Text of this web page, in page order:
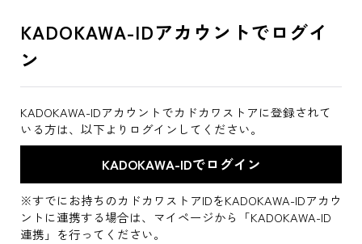
KADOKAWA-IDアカウントでログイ
ン
KADOKAWA-IDアカウントでカドカワストアに登録されて
いる方は、以下よりログインしてください。
※すでにお持ちのカドカワストアIDをKADOKAWA-IDアカウ
ントに連携する場合は、マイページから「KADOKAWA-ID
連携」を行ってください。